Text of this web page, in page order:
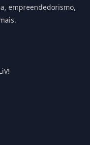
empreendedorismo,